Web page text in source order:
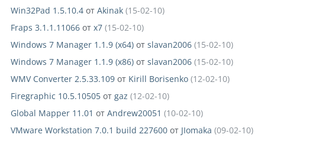
Win32Pad 1.5.10.4 от Akinak (15-02-10)
Fraps 3.1.1.11066 от x7 (15-02-10)
Windows 7 Manager 1.1.9 (x64) от slavan2006 (15-02-10)
Windows 7 Manager 1.1.9 (x86) от slavan2006 (15-02-10)
WMV Converter 2.5.33.109 от Kirill Borisenko (12-02-10)
Firegraphic 10.5.10505 от gaz (12-02-10)
Global Mapper 11.01 от Andrew20051 (10-02-10)
VMware Workstation 7.0.1 build 227600 от JIomaka (09-02-10)